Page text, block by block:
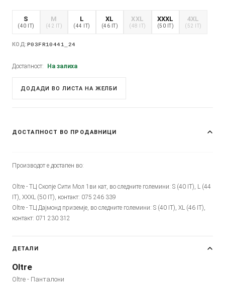
S
(40 IT)
M
(42 IT)
L
(44 IT)
XL
(46 IT)
XXL
(48 IT)
XXXL
(50 IT)
4XL
(52 IT)
КОД: P03FR10441_24
Достапност: На залиха
ДОДАДИ ВО ЛИСТА НА ЖЕЛБИ
ДОСТАПНОСТ ВО ПРОДАВНИЦИ
Производот е достапен во:
Oltre - ТЦ Скопје Сити Мол 1ви кат, во следните големини: S (40 IT), L (44
IT), XXXL (50 IT), контакт: 075 246 339
Oltre - ТЦ Дајмонд приземје, во следните големини: S (40 IT), XL (46 IT),
контакт: 071 230 312
ДЕТАЛИ
Oltre
Oltre - Панталони